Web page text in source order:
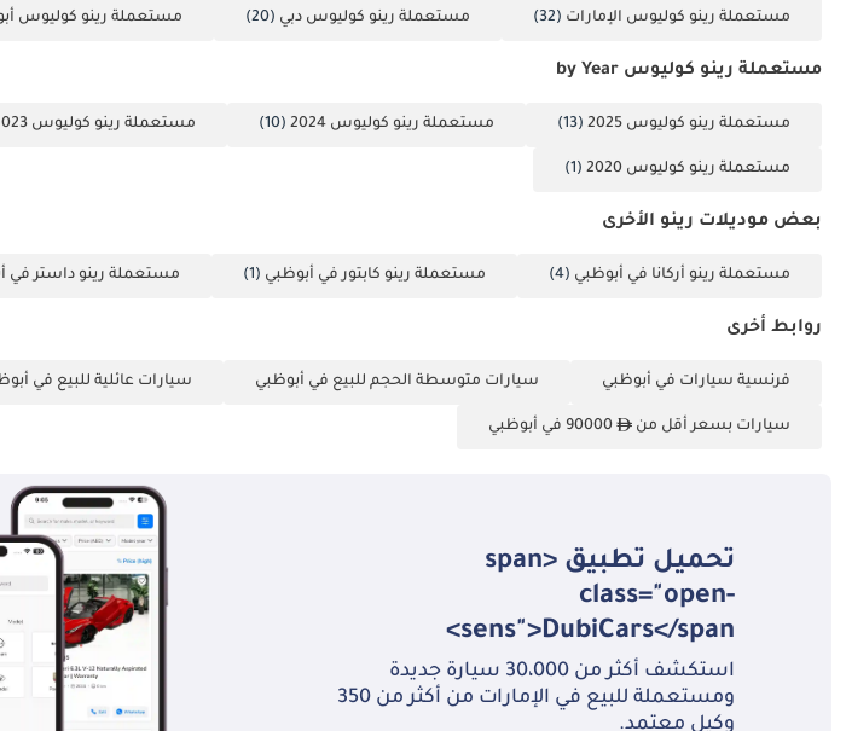
مستعملة رينو كوليوس الإمارات (32) مستعملة رينو كوليوس دبي (20) مستعملة رينو كوليوس
مستعملة رينو كوليوس by Year
مستعملة رينو كوليوس 2025 (13) مستعملة رينو كوليوس 2024 (10) مستعملة رينو كوليوس 2023
مستعملة رينو كوليوس 2020 (1)
بعض موديلات رينو الأخرى
مستعملة رينو أركانا في أبوظبي (4) مستعملة رينو كابتور في أبوظبي (1) مستعملة رينو داستر في
روابط أخرى
فرنسية سيارات في أبوظبي سيارات متوسطة الحجم للبيع في أبوظبي سيارات عائلية للبيع في
سيارات بسعر أقل من 90000 في أبوظبي
تحميل تطبيق <span
class="open-
sens">DubiCars</span>
استكشف أكثر من 30،000 سيارة جديدة
ومستعملة للبيع في الإمارات من أكثر من 350
وكيل معتمد.